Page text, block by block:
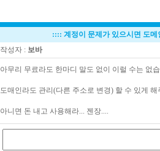
:::: 계정이 문제가 있으시면 도
작성자 : 보바
아무리 무료라도 한마디 말도 없이 이럴 수는 없
도매인라도 관리(다른 주소로 변경) 할 수 있게
아니면 돈 내고 사용해라... 젠장....